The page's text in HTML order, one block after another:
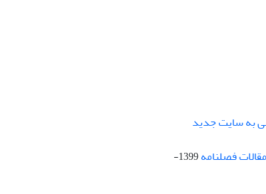
به سایت جدید
فصلنامه
1399-